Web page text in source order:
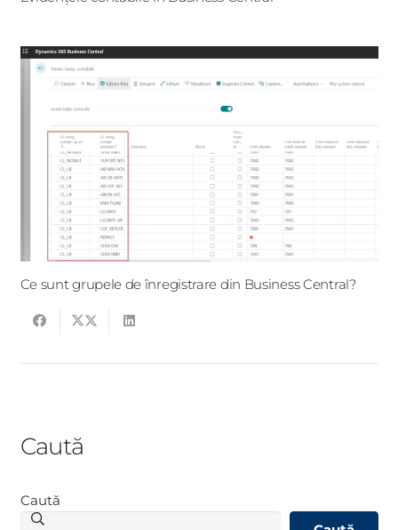
Ce sunt grupele de înregistrare din Business Central?
Caută
Caută